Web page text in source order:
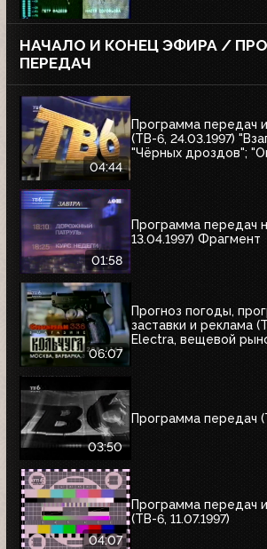
НАЧАЛО И КОНЕЦ ЭФИРА /
ПЕРЕДАЧ
04:44
Программа передач
(ТВ-6, 24.03.1997)
"Чёрных дроздов";
01:58
Программа передач
13.04.1997) Фрагмент
06:07
Прогноз погоды,
заставки и реклама
Electra, вещевой
03:50
Программа передач
04:07
Программа передач
(ТВ-6, 11.07.1997)